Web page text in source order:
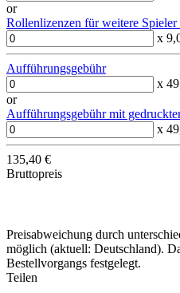
or
Rollenlizenzen für weitere
x
Aufführungsgebühr
x
or
Aufführungsgebühr mit
x
135,40 €
Bruttopreis
Preisabweichung durch
möglich (aktuell: Deutschland).
Bestellvorgangs festgelegt.
Teilen